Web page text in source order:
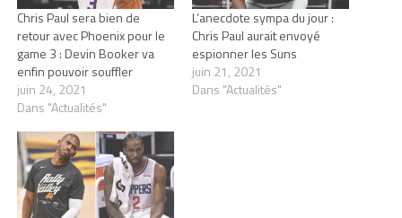
Chris Paul sera bien de
retour avec Phoenix pour le
game 3 : Devin Booker va
enfin pouvoir souffler
juin 24, 2021
Dans "Actualités"
L’anecdote sympa du jour :
Chris Paul aurait envoyé
espionner les Suns
juin 21, 2021
Dans "Actualités"